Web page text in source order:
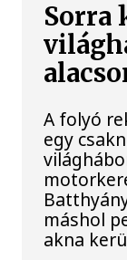
Sorra
A folyó
egy
máshol
akna